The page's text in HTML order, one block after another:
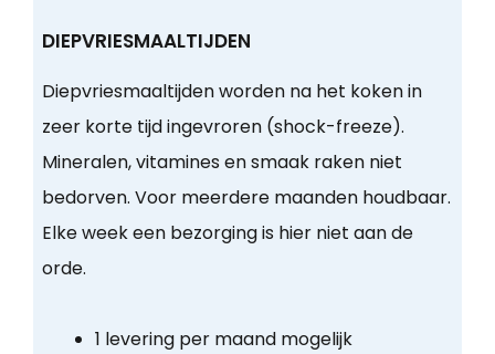
DIEPVRIESMAALTIJDEN
Diepvriesmaaltijden worden na het koken in
zeer korte tijd ingevroren (shock-freeze).
Mineralen, vitamines en smaak raken niet
bedorven. Voor meerdere maanden houdbaar.
Elke week een bezorging is hier niet aan de
orde.
1 levering per maand mogelijk